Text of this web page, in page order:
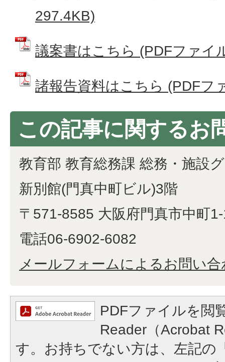
297.4KB)
議案書はこちら (PDFファイ
諸報告資料はこちら (PDFフ
この記事に関するお
教育部 教育総務課 総務・施設
新別館(門真中町ビル)3階
〒571-8585 大阪府門真市中町
電話06-6902-6082
メールフォームによるお問い合
PDFファイルを閲
Reader（Acrobat
す。お持ちでない方は、左記の